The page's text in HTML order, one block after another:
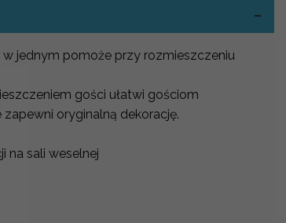
jednym pomoże przy rozmieszczeniu
gości ułatwi gościom
oryginalną dekorację.
na sali weselnej